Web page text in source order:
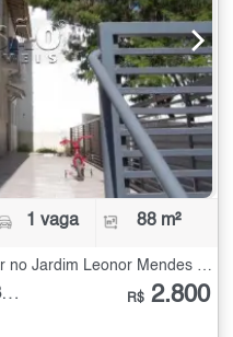
1 vaga 88 m²
Condomínio Fechado para Alugar no Jardim Leonor Mendes de Barros com 3 quartos - 88 m²
Jardim Leonor Mendes de Barros R$ 2.800